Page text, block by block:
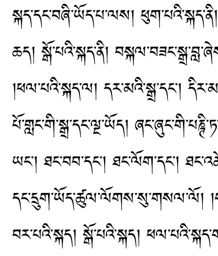
སྐད་དང་བཞི་ཡོད་པ་ལས།
ཆད། སྒོ་པའི་སྐད་ནི།
།ཕལ་པའི་སྐད་ལ། དར་མའི་སྒྲ་དང་།
པོ་གླང་གི་སྒྲ་དང་ལྔ་ཡོད།
ཡང་། ཐང་བབ་དང་། ཐང་ལོག་དང་།
དང་དྲུག་ཡོད་ཚུལ་ལོགས་སུ་གསལ་ལོ།
བར་པའི་སྐད། སྒོ་པའི་སྐད།